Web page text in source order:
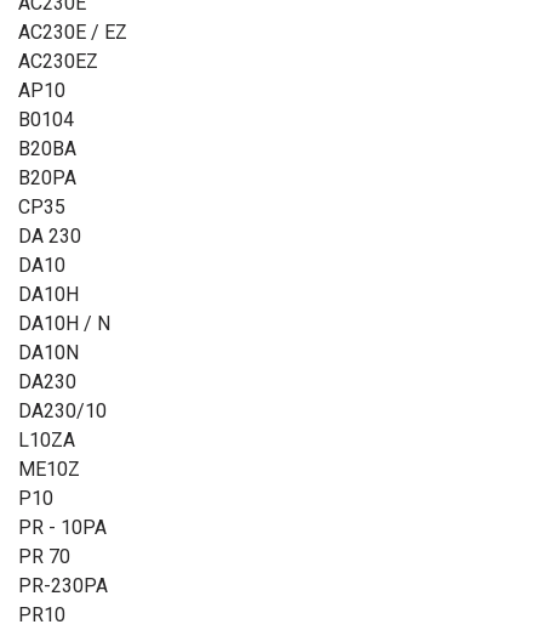
Sprawdź, co oznaczają poszczególne parametry
AC230E / EZ
AC230EZ
AP10
B0104
B20BA
B20PA
CP35
DA 230
DA10
DA10H
DA10H / N
DA10N
DA230
DA230/10
L10ZA
ME10Z
P10
PR - 10PA
PR 70
PR-230PA
PR10